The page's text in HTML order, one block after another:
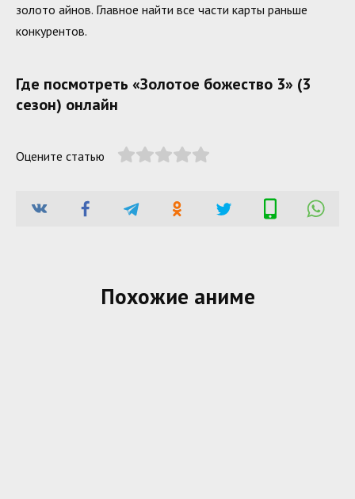
золото айнов. Главное найти все части карты раньше
конкурентов.
Где посмотреть «Золотое божество 3» (3
сезон) онлайн
Оцените статью
Похожие аниме